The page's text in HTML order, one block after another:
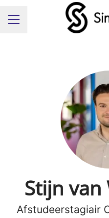
Carrièremenu
Stijn
Afstudeerstagiair